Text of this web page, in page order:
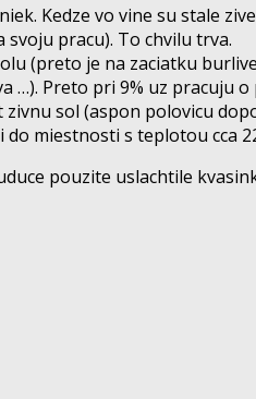
Kedze vo vine su stale
pracu). To chvilu trva.
(preto je na zaciatku
…). Preto pri 9% uz pracuju
sol (aspon polovicu
miestnosti s teplotou cca
pouzite uslachtile